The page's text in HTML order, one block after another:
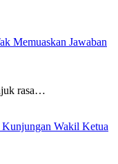
Memuaskan Jawaban
rasa…
Wakil Ketua